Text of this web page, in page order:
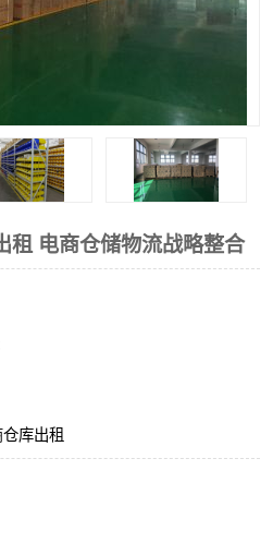
租 电商仓储物流战略整合
库出租